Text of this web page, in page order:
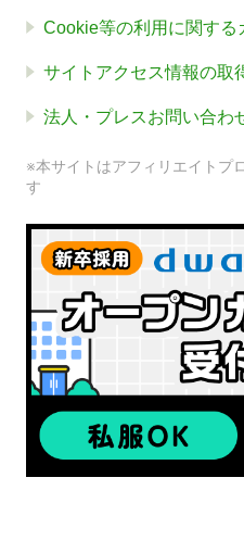
Cookie等の利用に関する
サイトアクセス情報の取
法人・プレスお問い合わ
※本サイトはアフィリエイトプ
す